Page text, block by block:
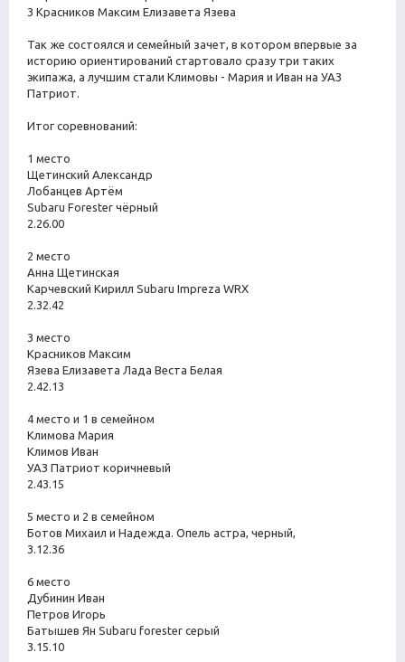
3 Красников Максим Елизавета Язева
Так же состоялся и семейный зачет, в котором впервые за
историю ориентирований стартовало сразу три таких
экипажа, а лучшим стали Климовы - Мария и Иван на УАЗ
Патриот.
Итог соревнований:
1 место
Щетинский Александр
Лобанцев Артём
Subaru Forester чёрный
2.26.00
2 место
Анна Щетинская
Карчевский Кирилл Subaru Impreza WRX
2.32.42
3 место
Красников Максим
Язева Елизавета Лада Веста Белая
2.42.13
4 место и 1 в семейном
Климова Мария
Климов Иван
УАЗ Патриот коричневый
2.43.15
5 место и 2 в семейном
Ботов Михаил и Надежда. Опель астра, черный,
3.12.36
6 место
Дубинин Иван
Петров Игорь
Батышев Ян Subaru forester серый
3.15.10